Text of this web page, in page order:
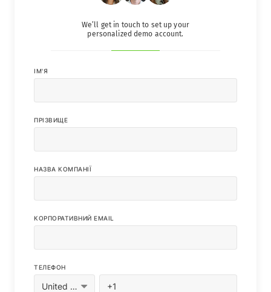
IМ'Я
ПРІЗВИЩЕ
НАЗВА КОМПАНІЇ
КОРПОРАТИВНИЙ EMAIL
ТЕЛЕФОН
We’ll get in touch to set up your
personalized demo account.